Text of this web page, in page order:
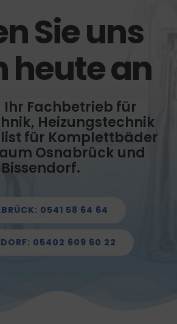
Sie uns
heute an
Ihr Fachbetrieb für
Heizungstechnik
für Komplettbäder
Osnabrück und
Bissendorf.
0541 58 64 64
05402 609 60 22